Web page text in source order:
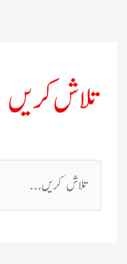
تلاش کریں
ل